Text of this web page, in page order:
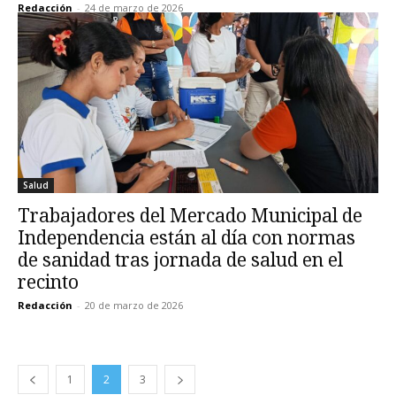
Redacción - 24 de marzo de 2026
Salud
Trabajadores del Mercado Municipal de
Independencia están al día con normas
de sanidad tras jornada de salud en el
recinto
Redacción - 20 de marzo de 2026
1 2 3